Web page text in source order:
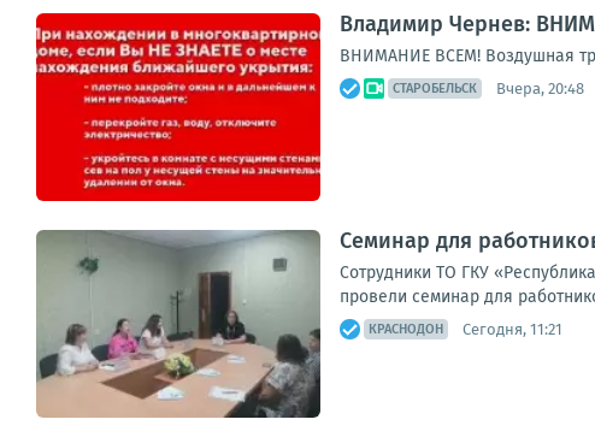
Владимир Чернев:
ВНИМАНИЕ ВСЕМ! Воздушная
СТАРОБЕЛЬСК Вчера, 20:48
Семинар для
Сотрудники ТО ГКУ
провели семинар для
КРАСНОДОН Сегодня, 11:21